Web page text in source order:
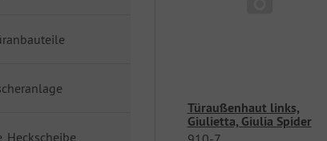
Türaußenhaut links,
Giulietta, Giulia Spider
Heckscheibe,